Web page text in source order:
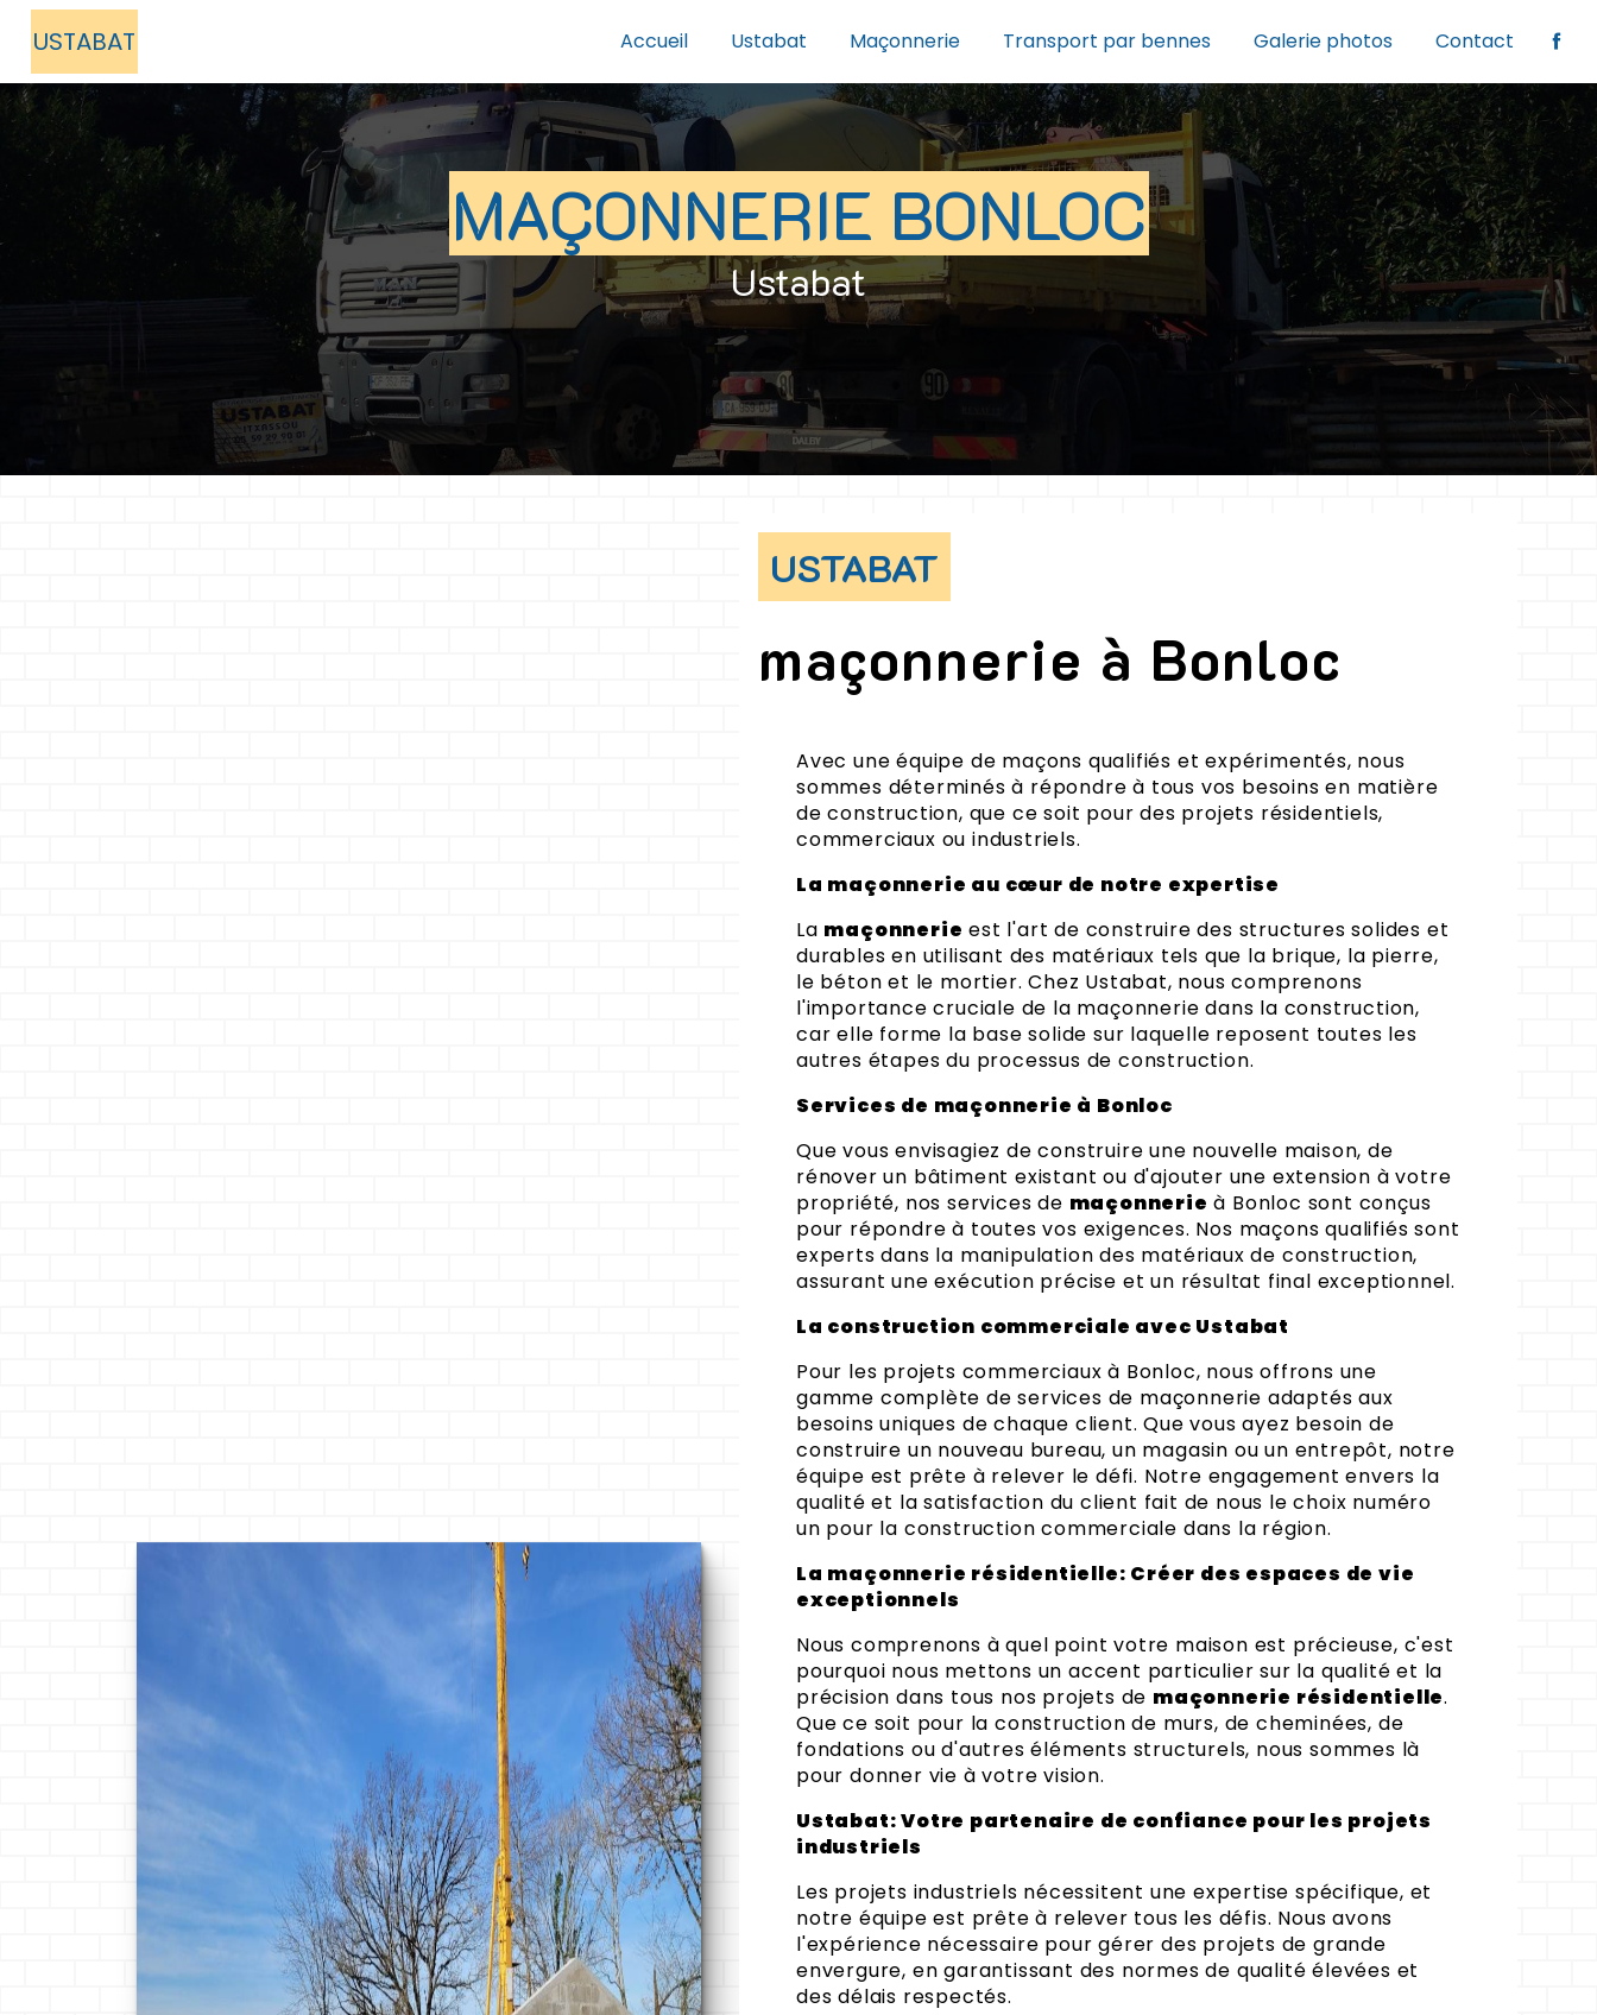
USTABAT Accueil Ustabat Maçonnerie Transport par bennes Galerie photos Contact
MAÇONNERIE BONLOC
Ustabat
USTABAT
maçonnerie à Bonloc
Avec une équipe de maçons qualifiés et expérimentés, nous
sommes déterminés à répondre à tous vos besoins en matière
de construction, que ce soit pour des projets résidentiels,
commerciaux ou industriels.
La maçonnerie au cœur de notre expertise
La maçonnerie est l'art de construire des structures solides et
durables en utilisant des matériaux tels que la brique, la pierre,
le béton et le mortier. Chez Ustabat, nous comprenons
l'importance cruciale de la maçonnerie dans la construction,
car elle forme la base solide sur laquelle reposent toutes les
autres étapes du processus de construction.
Services de maçonnerie à Bonloc
Que vous envisagiez de construire une nouvelle maison, de
rénover un bâtiment existant ou d'ajouter une extension à votre
propriété, nos services de maçonnerie à Bonloc sont conçus
pour répondre à toutes vos exigences. Nos maçons qualifiés sont
experts dans la manipulation des matériaux de construction,
assurant une exécution précise et un résultat final exceptionnel.
La construction commerciale avec Ustabat
Pour les projets commerciaux à Bonloc, nous offrons une
gamme complète de services de maçonnerie adaptés aux
besoins uniques de chaque client. Que vous ayez besoin de
construire un nouveau bureau, un magasin ou un entrepôt, notre
équipe est prête à relever le défi. Notre engagement envers la
qualité et la satisfaction du client fait de nous le choix numéro
un pour la construction commerciale dans la région.
La maçonnerie résidentielle: Créer des espaces de vie
exceptionnels
Nous comprenons à quel point votre maison est précieuse, c'est
pourquoi nous mettons un accent particulier sur la qualité et la
précision dans tous nos projets de maçonnerie résidentielle.
Que ce soit pour la construction de murs, de cheminées, de
fondations ou d'autres éléments structurels, nous sommes là
pour donner vie à votre vision.
Ustabat: Votre partenaire de confiance pour les projets
industriels
Les projets industriels nécessitent une expertise spécifique, et
notre équipe est prête à relever tous les défis. Nous avons
l'expérience nécessaire pour gérer des projets de grande
envergure, en garantissant des normes de qualité élevées et
des délais respectés.
Panneau de gestion des cookies